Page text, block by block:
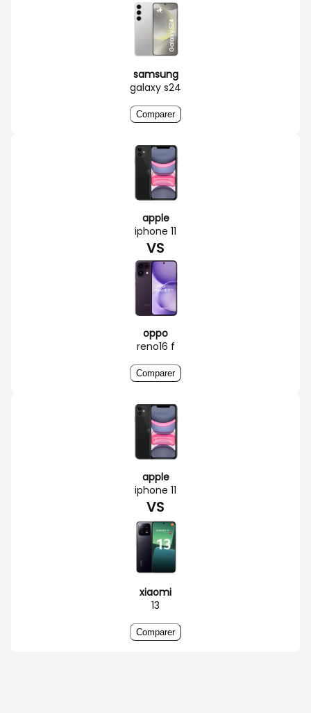
samsung
galaxy s24
Comparer
apple
iphone 11
VS
oppo
reno16 f
Comparer
apple
iphone 11
VS
xiaomi
13
Comparer